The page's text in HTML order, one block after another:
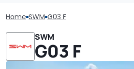
Home SWM G03 F
SWM
G03 F